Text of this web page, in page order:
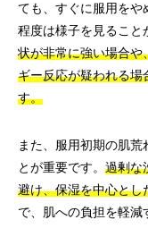
ても、すぐに服用をや
程度は様子を見ること
状が非常に強い場合や
ギー反応が疑われる場
す。
また、服用初期の肌
とが重要です。 過剰な
避け、保湿を中心とし
で、肌への負担を軽減